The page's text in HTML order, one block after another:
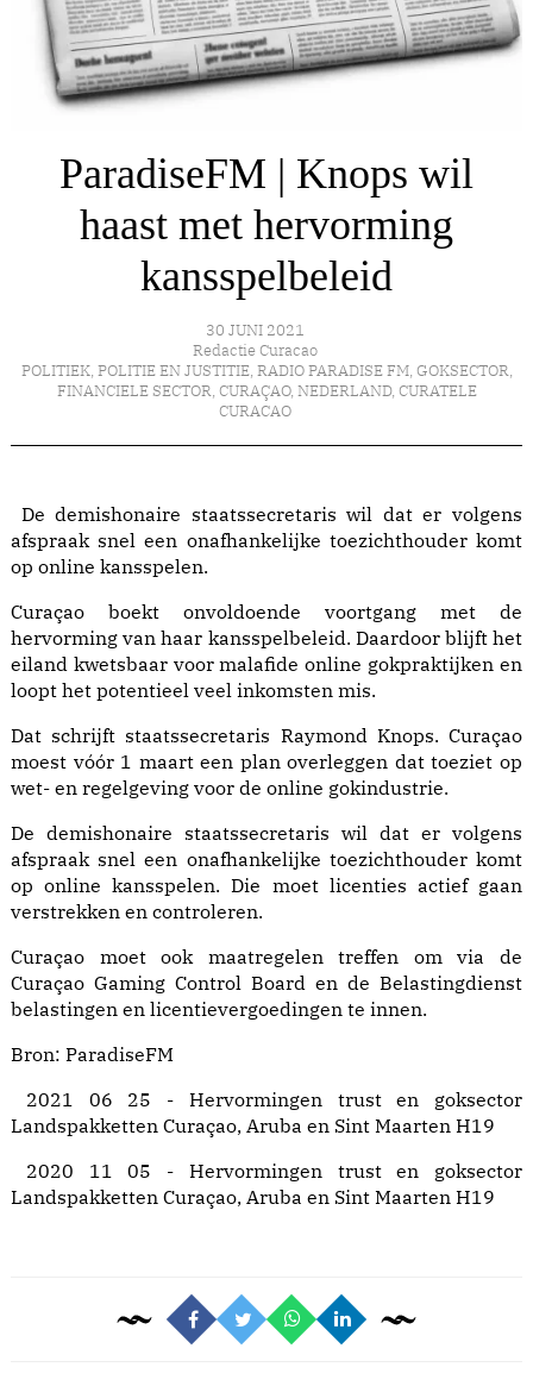
ParadiseFM | Knops wil
haast met hervorming
kansspelbeleid
30 JUNI 2021
Redactie Curacao
POLITIEK, POLITIE EN JUSTITIE, RADIO PARADISE FM, GOKSECTOR,
FINANCIELE SECTOR, CURAÇAO, NEDERLAND, CURATELE
CURACAO
De demishonaire staatssecretaris wil dat er volgens
afspraak snel een onafhankelijke toezichthouder komt
op online kansspelen.
Curaçao boekt onvoldoende voortgang met de
hervorming van haar kansspelbeleid. Daardoor blijft het
eiland kwetsbaar voor malafide online gokpraktijken en
loopt het potentieel veel inkomsten mis.
Dat schrijft staatssecretaris Raymond Knops. Curaçao
moest vóór 1 maart een plan overleggen dat toeziet op
wet- en regelgeving voor de online gokindustrie.
De demishonaire staatssecretaris wil dat er volgens
afspraak snel een onafhankelijke toezichthouder komt
op online kansspelen. Die moet licenties actief gaan
verstrekken en controleren.
Curaçao moet ook maatregelen treffen om via de
Curaçao Gaming Control Board en de Belastingdienst
belastingen en licentievergoedingen te innen.
Bron: ParadiseFM
2021 06 25 - Hervormingen trust en goksector
Landspakketten Curaçao, Aruba en Sint Maarten H19
2020 11 05 - Hervormingen trust en goksector
Landspakketten Curaçao, Aruba en Sint Maarten H19